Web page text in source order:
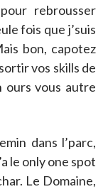
rebrousser
fois que j’suis
bon, capotez
vos skills de
ours vous autre
dans l’parc,
le only one spot
Le Domaine,